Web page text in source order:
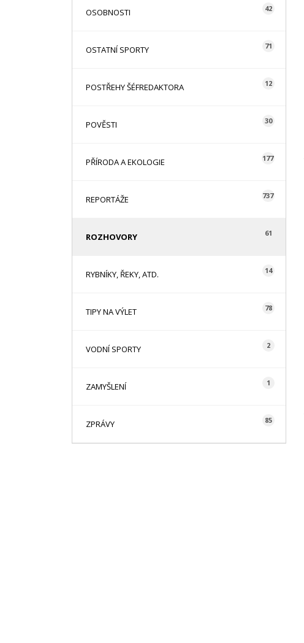
OSOBNOSTI 42
OSTATNÍ SPORTY 71
POSTŘEHY ŠÉFREDAKTORA 12
POVĚSTI 30
PŘÍRODA A EKOLOGIE 177
REPORTÁŽE 737
ROZHOVORY 61
RYBNÍKY, ŘEKY, ATD. 14
TIPY NA VÝLET 78
VODNÍ SPORTY 2
ZAMYŠLENÍ 1
ZPRÁVY 85